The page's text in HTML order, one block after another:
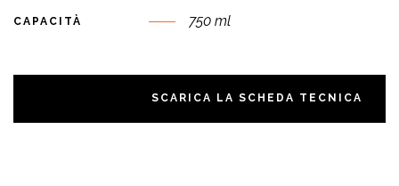
CAPACITÀ 750 ml
SCARICA LA SCHEDA TECNICA